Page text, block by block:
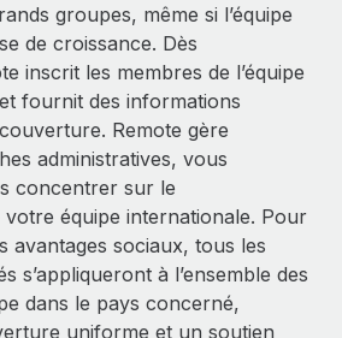
de présélection des
sur les risques en
équipements informatiques
l'as de l'IA, a développé
% avec Remote
crée des infrastructures open
mission est...
groupes, même si l’équipe
de croissance. Dès
inscrit les membres de l’équipe
fournit des informations
Remote gère
administratives, vous
concentrer sur le
équipe internationale. Pour
avantages sociaux, tous les
s’appliqueront à l’ensemble des
dans le pays concerné,
uniforme et un soutien